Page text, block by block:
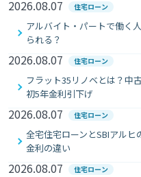
2026.08.07 住宅ローン
アルバイト・パートで働く
られる？
2026.08.07 住宅ローン
フラット35リノベとは？中
初5年金利引下げ
2026.08.07 住宅ローン
全宅住宅ローンとSBIアルヒ
金利の違い
2026.08.07 住宅ローン